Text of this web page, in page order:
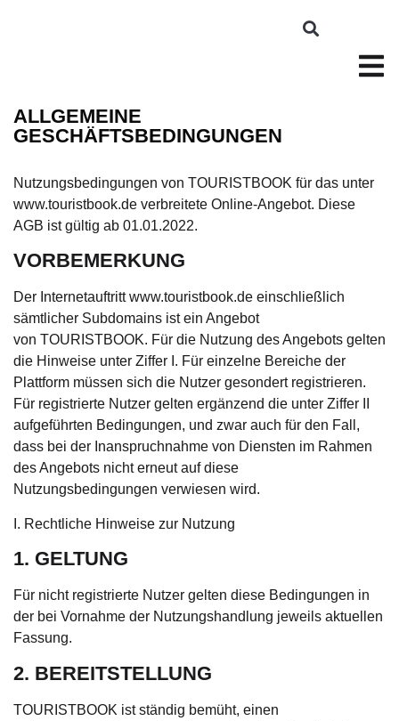
ALLGEMEINE
GESCHÄFTSBEDINGUNGEN
Nutzungsbedingungen von TOURISTBOOK für das unter
www.touristbook.de verbreitete Online-Angebot. Diese
AGB ist gültig ab 01.01.2022.
VORBEMERKUNG
Der Internetauftritt www.touristbook.de einschließlich
sämtlicher Subdomains ist ein Angebot
von TOURISTBOOK. Für die Nutzung des Angebots gelten
die Hinweise unter Ziffer I. Für einzelne Bereiche der
Plattform müssen sich die Nutzer gesondert registrieren.
Für registrierte Nutzer gelten ergänzend die unter Ziffer II
aufgeführten Bedingungen, und zwar auch für den Fall,
dass bei der Inanspruchnahme von Diensten im Rahmen
des Angebots nicht erneut auf diese
Nutzungsbedingungen verwiesen wird.
I. Rechtliche Hinweise zur Nutzung
1. GELTUNG
Für nicht registrierte Nutzer gelten diese Bedingungen in
der bei Vornahme der Nutzungshandlung jeweils aktuellen
Fassung.
2. BEREITSTELLUNG
TOURISTBOOK ist ständig bemüht, einen